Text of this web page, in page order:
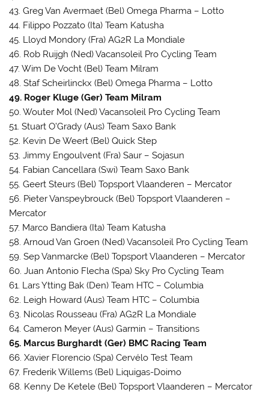
43. Greg Van Avermaet (Bel) Omega Pharma – Lotto
44. Filippo Pozzato (Ita) Team Katusha
45. Lloyd Mondory (Fra) AG2R La Mondiale
46. Rob Ruijgh (Ned) Vacansoleil Pro Cycling Team
47. Wim De Vocht (Bel) Team Milram
48. Staf Scheirlinckx (Bel) Omega Pharma – Lotto
49. Roger Kluge (Ger) Team Milram
50. Wouter Mol (Ned) Vacansoleil Pro Cycling Team
51. Stuart O’Grady (Aus) Team Saxo Bank
52. Kevin De Weert (Bel) Quick Step
53. Jimmy Engoulvent (Fra) Saur – Sojasun
54. Fabian Cancellara (Swi) Team Saxo Bank
55. Geert Steurs (Bel) Topsport Vlaanderen – Mercator
56. Pieter Vanspeybrouck (Bel) Topsport Vlaanderen –
Mercator
57. Marco Bandiera (Ita) Team Katusha
58. Arnoud Van Groen (Ned) Vacansoleil Pro Cycling Team
59. Sep Vanmarcke (Bel) Topsport Vlaanderen – Mercator
60. Juan Antonio Flecha (Spa) Sky Pro Cycling Team
61. Lars Ytting Bak (Den) Team HTC – Columbia
62. Leigh Howard (Aus) Team HTC – Columbia
63. Nicolas Rousseau (Fra) AG2R La Mondiale
64. Cameron Meyer (Aus) Garmin – Transitions
65. Marcus Burghardt (Ger) BMC Racing Team
66. Xavier Florencio (Spa) Cervélo Test Team
67. Frederik Willems (Bel) Liquigas-Doimo
68. Kenny De Ketele (Bel) Topsport Vlaanderen – Mercator